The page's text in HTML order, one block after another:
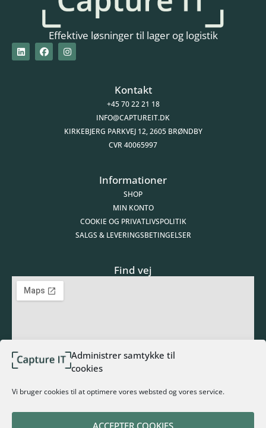
Administrer samtykke til
cookies
Vi bruger cookies til at optimere vores websted og vores service.
ACCEPTER COOKIES
Effektive løsninger til lager og logistik
Kontakt
+45 70 22 21 18
INFO@CAPTUREIT.DK
KIRKEBJERG PARKVEJ 12, 2605 BRØNDBY
CVR 40065997
Informationer
SHOP
MIN KONTO
COOKIE OG PRIVATLIVSPOLITIK
SALGS & LEVERINGSBETINGELSER
Find vej